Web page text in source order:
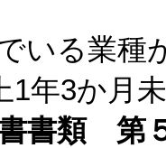
業種が
年3か月
類 第５